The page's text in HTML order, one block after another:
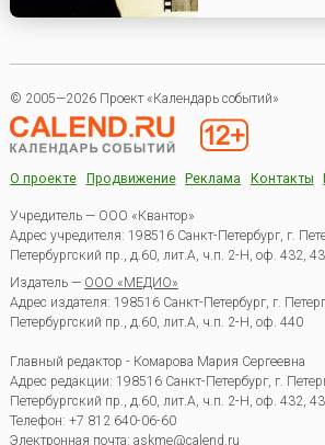
© 2005—2026 Проект «Календарь событий»
О проекте Продвижение Реклама Контакты
Учредитель — ООО «Квантор»
Адрес учредителя: 198516 Санкт-Петербург, г.
Петербургский пр., д.60, лит.А, ч.п. 2-Н, оф. 432,
Издатель — ООО «МЕДИО»
Адрес издателя: 198516 Санкт-Петербург, г.
Петербургский пр., д.60, лит.А, ч.п. 2-Н, оф. 440
Главный редактор - Комарова Мария Сергеевна
Адрес редакции: 198516 Санкт-Петербург, г.
Петербургский пр., д.60, лит.А, ч.п. 2-Н, оф. 432,
Телефон: +7 812 640-06-60
Электронная почта: askme@calend.ru